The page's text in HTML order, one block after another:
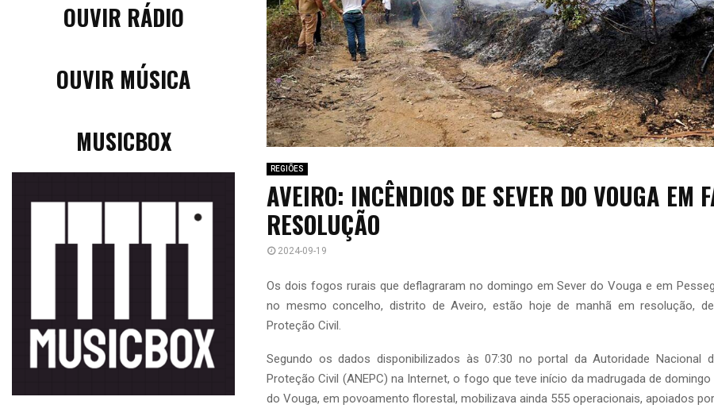
REGIÕES
AVEIRO: INCÊNDIOS DE SEVER DO VOUGA EM
RESOLUÇÃO
2024-09-19
Os dois fogos rurais que deflagraram no domingo em Sever do Vouga e em
no mesmo concelho, distrito de Aveiro, estão hoje de manhã em resolução,
Proteção Civil.
Segundo os dados disponibilizados às 07:30 no portal da Autoridade Nacional
Proteção Civil (ANEPC) na Internet, o fogo que teve início da madrugada de
do Vouga, em povoamento florestal, mobilizava ainda 555 operacionais, apoiados
OUVIR RÁDIO
OUVIR MÚSICA
MUSICBOX